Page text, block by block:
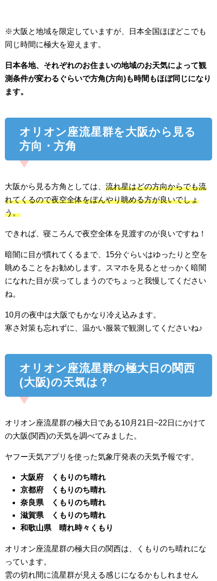
※大阪と地域を限定していますが、日本全国ほぼどこでも
同じ時間に極大を迎えます。
日本各地、それぞれのお住まいの地域のお天気によって観
測条件が変わるぐらいで方角(方向)も時間もほぼ同じになり
ます。
オリオン座流星群を大阪から見る
方向・方角
大阪から見る方角としては、 流れ星はどの方向からでも流
れてくるので夜空全体をぼんやり眺める方が良いでしょ
う。
できれば、寝ころんで夜空全体を見渡すのが良いですね！
暗闇に目が慣れてくるまで、15分ぐらいはゆったりと空を
眺めることをお勧めします。スマホを見るとせっかく暗闇
になれた目が戻ってしまうのでちょっと我慢してください
ね。
10月の夜中は大阪でもかなり冷え込みます。
寒さ対策も忘れずに、温かい服装で観測してくださいね♪
オリオン座流星群の極大日の関西
(大阪)の天気は？
オリオン座流星群の極大日である10月21日~22日にかけて
の大阪(関西)の天気を調べてみました。
ヤフー天気アプリを使った気象庁発表の天気予報です。
大阪府 くもりのち晴れ
京都府 くもりのち晴れ
奈良県 くもりのち晴れ
滋賀県 くもりのち晴れ
和歌山県 晴れ時々くもり
オリオン座流星群の極大日の関西は、くもりのち晴れにな
っています。
雲の切れ間に流星群が見える感じになるかもしれません